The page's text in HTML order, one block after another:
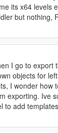
its x64 levels
but nothing,
I go to export
objects for
I wonder how
exporting. Ive
to add